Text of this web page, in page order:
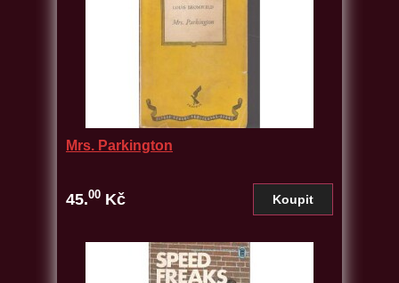
Mrs. Parkington
45.00 Kč